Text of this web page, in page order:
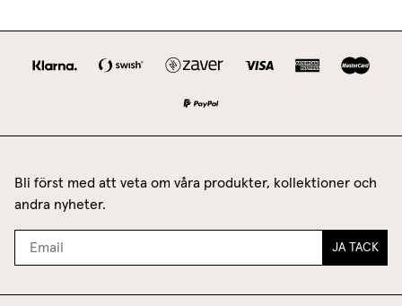
Bli först med att veta om våra produkter, kollektioner och
andra nyheter.
JA TACK